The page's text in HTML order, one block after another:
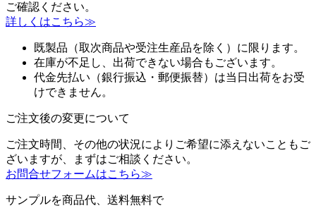
ご確認ください。
詳しくはこちら≫
既製品（取次商品や受注生産品を除く）に限ります。
在庫が不足し、出荷できない場合もございます。
代金先払い（銀行振込・郵便振替）は当日出荷をお受
けできません。
ご注文後の変更について
ご注文時間、その他の状況によりご希望に添えないこともご
ざいますが、まずはご相談ください。
お問合せフォームはこちら≫
サンプルを商品代、送料無料で